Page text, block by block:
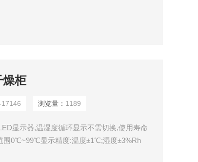
燥柜
17146 浏览量： 1189
显示器,温湿度循环显示不需切换,使用寿命
围0℃~99℃显示精度:温度±1℃;湿度±3%Rh